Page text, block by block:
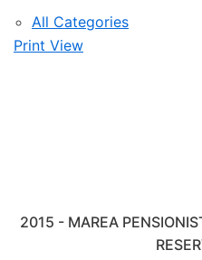
All Categories
Print View
2015 - MAREA